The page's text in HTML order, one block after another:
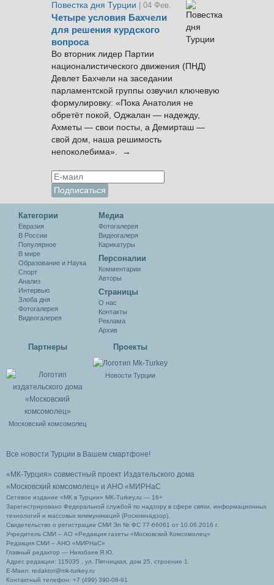
Повестка дня Турции
| 04 Фев.
Четыре условия Бахчели
для решения курдского
вопроса
Во вторник лидер Партии
националистического движения (ПНД)
Девлет Бахчели на заседании
парламентской группы озвучил ключевую
формулировку: «Пока Анатолия не
обретёт покой, Оджалан — надежду,
Ахметы — свои посты, а Демирташ —
свой дом, наша решимость
непоколебима». →
Категории
Евразия
В России
Популярное
В мире
Образование и Наука
Спорт
Анализ
Интервью
Злоба дня
Фотогалерея
Видеогалерея
Медиа
Фотогалерея
Видеогалеря
Карикатуры
Персоналии
Комментарии
Авторы
Cтраницы
О нас
Контакты
Реклама
Архив
Партнеры
Московский комсомолец
Проекты
Новости Турции
Все новости Турции в Вашем смартфоне!
«МК-Турция» совместный проект Издательского дома
«Московский комсомолец» и АНО «МИРНаС
Сетевое издание «МК в Турции» MK-Turkey.ru — 16+
Зарегистрировано Федеральной службой по надзору в сфере связи, информационных
технологий и массовых коммуникаций (Роскомнадзор).
Свидетельство о регистрации СМИ Эл № ФС 77-66061 от 10.06.2016 г.
Учредитель СМИ – АО «Редакция газеты «Московский Комсомолец»
Редакция СМИ – АНО «МИРНаС»
Главный редактор — Ниязбаев Я.Ю.
Адрес редакции: 115035 , ул. Пятницкая, дом 25, строение 1.
Е-Маил: redaktor@mk-turkey.ru
Контактный телефон: +7 (499) 390-08-91